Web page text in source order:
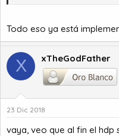
Todo eso ya está
X xTheGodFather
23 Dic 2018
vaya, veo que al fin el hdp